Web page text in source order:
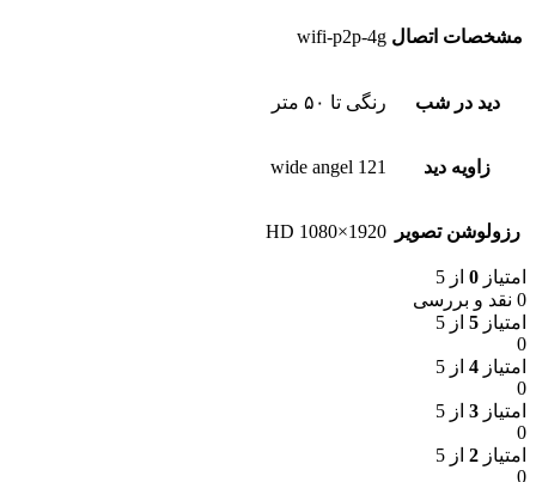
مشخصات اتصال wifi-p2p-4g
دید در شب رنگی تا ۵۰ متر
زاویه دید 121 wide angel
رزولوشن تصویر HD 1080×1920
امتیاز 0 از 5
0 نقد و بررسی
امتیاز 5 از 5
0
امتیاز 4 از 5
0
امتیاز 3 از 5
0
امتیاز 2 از 5
0